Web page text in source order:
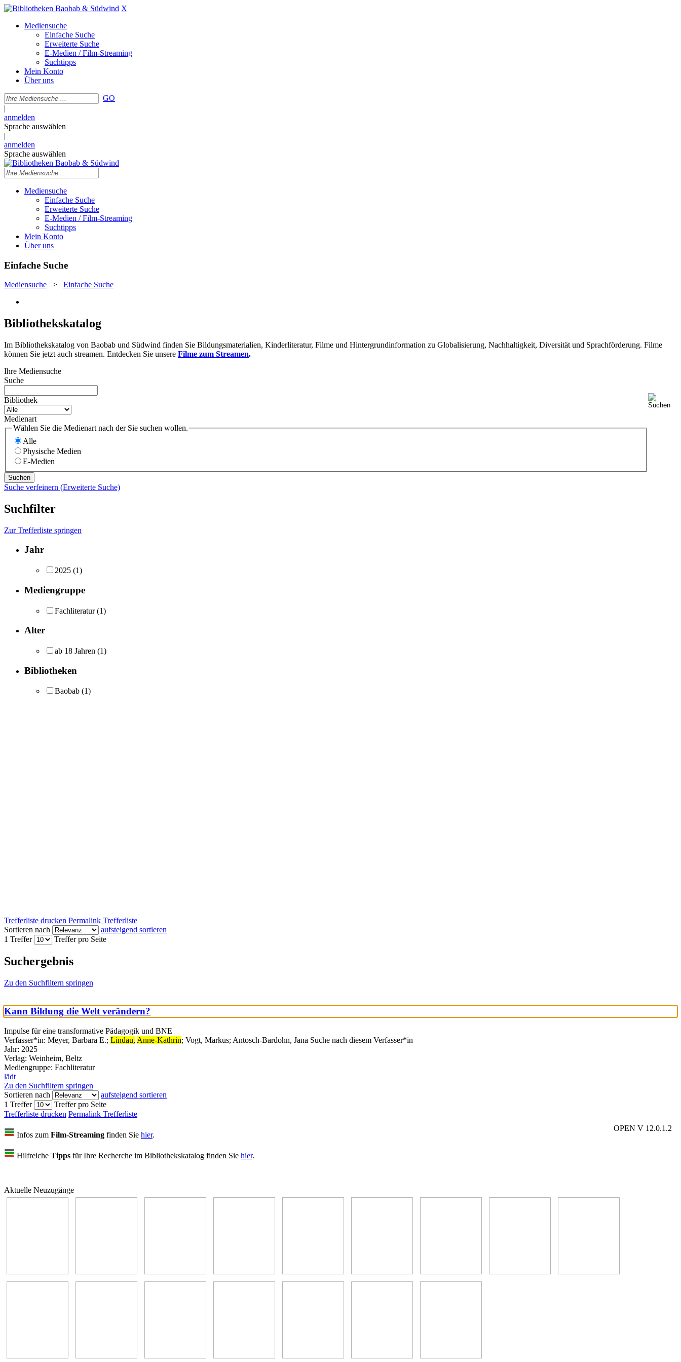
X
Mediensuche
Einfache Suche
Erweiterte Suche
E-Medien / Film-Streaming
Suchtipps
Mein Konto
Über uns
GO
|
anmelden
Sprache auswählen
|
anmelden
Sprache auswählen
Mediensuche
Einfache Suche
Erweiterte Suche
E-Medien / Film-Streaming
Suchtipps
Mein Konto
Über uns
Einfache Suche
Mediensuche > Einfache Suche
Bibliothekskatalog
Im Bibliothekskatalog von Baobab und Südwind finden Sie Bildungsmaterialien, Kinderliteratur, Filme und Hintergrundinformation zu Globalisierung, Nachhaltigkeit, Diversität und Sprachförderung. Filme
können Sie jetzt auch streamen. Entdecken Sie unsere Filme zum Streamen.
Ihre Mediensuche
Suche
Bibliothek
Medienart
Wählen Sie die Medienart nach der Sie suchen wollen.
Alle
Physische Medien
E-Medien
Suche verfeinern (Erweiterte Suche)
Suchfilter
Zur Trefferliste springen
Jahr
2025 (1)
Mediengruppe
Fachliteratur (1)
Alter
ab 18 Jahren (1)
Bibliotheken
Baobab (1)
Trefferliste drucken Permalink Trefferliste
Sortieren nach
aufsteigend sortieren
1 Treffer
Treffer pro Seite
Suchergebnis
Zu den Suchfiltern springen
Kann Bildung die Welt verändern?
Impulse für eine transformative Pädagogik und BNE
Verfasser*in: Meyer, Barbara E.; Lindau, Anne-Kathrin; Vogt, Markus; Antosch-Bardohn, Jana Suche nach diesem Verfasser*in
Jahr: 2025
Verlag: Weinheim, Beltz
Mediengruppe: Fachliteratur
lädt
Zu den Suchfiltern springen
Sortieren nach
aufsteigend sortieren
1 Treffer
Treffer pro Seite
Trefferliste drucken Permalink Trefferliste
OPEN V 12.0.1.2
Infos zum Film-Streaming finden Sie hier.
Hilfreiche Tipps für Ihre Recherche im Bibliothekskatalog finden Sie hier.
Aktuelle Neuzugänge